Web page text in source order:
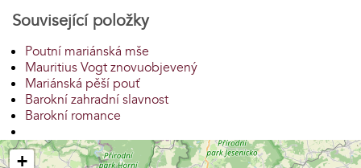
Související položky
Poutní mariánská mše
Mauritius Vogt znovuobjevený
Mariánská pěší pouť
Barokní zahradní slavnost
Barokní romance
+